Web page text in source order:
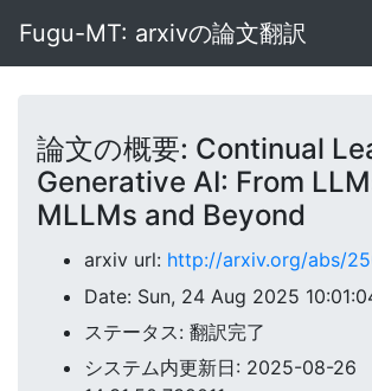
Fugu-MT: arxivの論文翻訳
論文の概要: Continual
Generative AI: From
MLLMs and Beyond
arxiv url: http://arxiv.org/abs/
Date: Sun, 24 Aug 2025
ステータス: 翻訳完了
システム内更新日: 2025-08-26